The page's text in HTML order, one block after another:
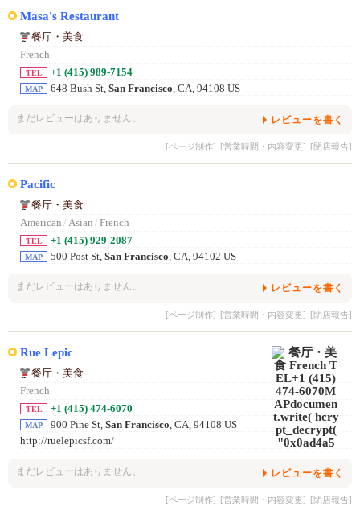
Masa's Restaurant
餐厅・美食
French
TEL +1 (415) 989-7154
MAP 648 Bush St, San Francisco, CA, 94108 US
まだレビューはありません。 レビューを書く
[ページ制作] [営業時間・内容変更] [閉店報告]
Pacific
餐厅・美食
American / Asian / French
TEL +1 (415) 929-2087
MAP 500 Post St, San Francisco, CA, 94102 US
まだレビューはありません。 レビューを書く
[ページ制作] [営業時間・内容変更] [閉店報告]
Rue Lepic
餐厅・美食
French
TEL +1 (415) 474-6070
MAP 900 Pine St, San Francisco, CA, 94108 US
http://ruelepicsf.com/
まだレビューはありません。 レビューを書く
[ページ制作] [営業時間・内容変更] [閉店報告]